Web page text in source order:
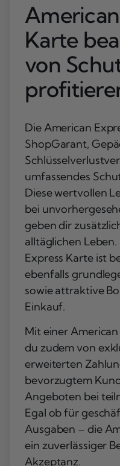
Karte
von
Die American
ShopGarant,
umfassendes
Diese wertvollen
bei
geben dir
alltäglichen Leben.
Express Karte ist
ebenfalls
sowie attraktive
Einkauf.
Mit einer
du zudem von
erweiterten
bevorzugtem
Angeboten bei
Egal ob für
Ausgaben – die
ein zuverlässiger
Akzeptanz.